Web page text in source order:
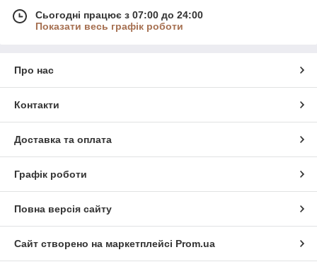
Сьогодні працює з 07:00 до 24:00
Показати весь графік роботи
Про нас
Контакти
Доставка та оплата
Графік роботи
Повна версія сайту
Сайт створено на маркетплейсі Prom.ua